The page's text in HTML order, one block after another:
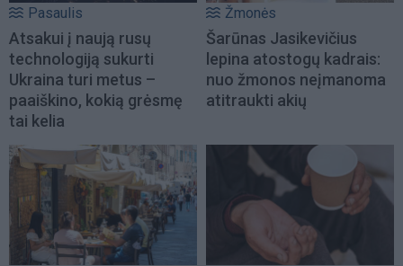
Pasaulis
Atsakui į naują rusų
technologiją sukurti
Ukraina turi metus –
paaiškino, kokią grėsmę
tai kelia
Žmonės
Šarūnas Jasikevičius
lepina atostogų kadrais:
nuo žmonos neįmanoma
atitraukti akių